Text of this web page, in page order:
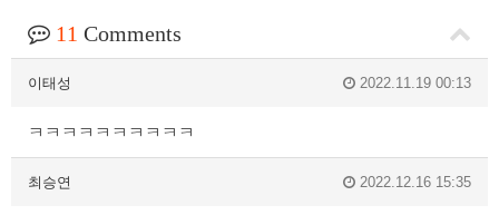
11 Comments
이태성 2022.11.19 00:13
ㅋㅋㅋㅋㅋㅋㅋㅋㅋㅋ
최승연 2022.12.16 15:35